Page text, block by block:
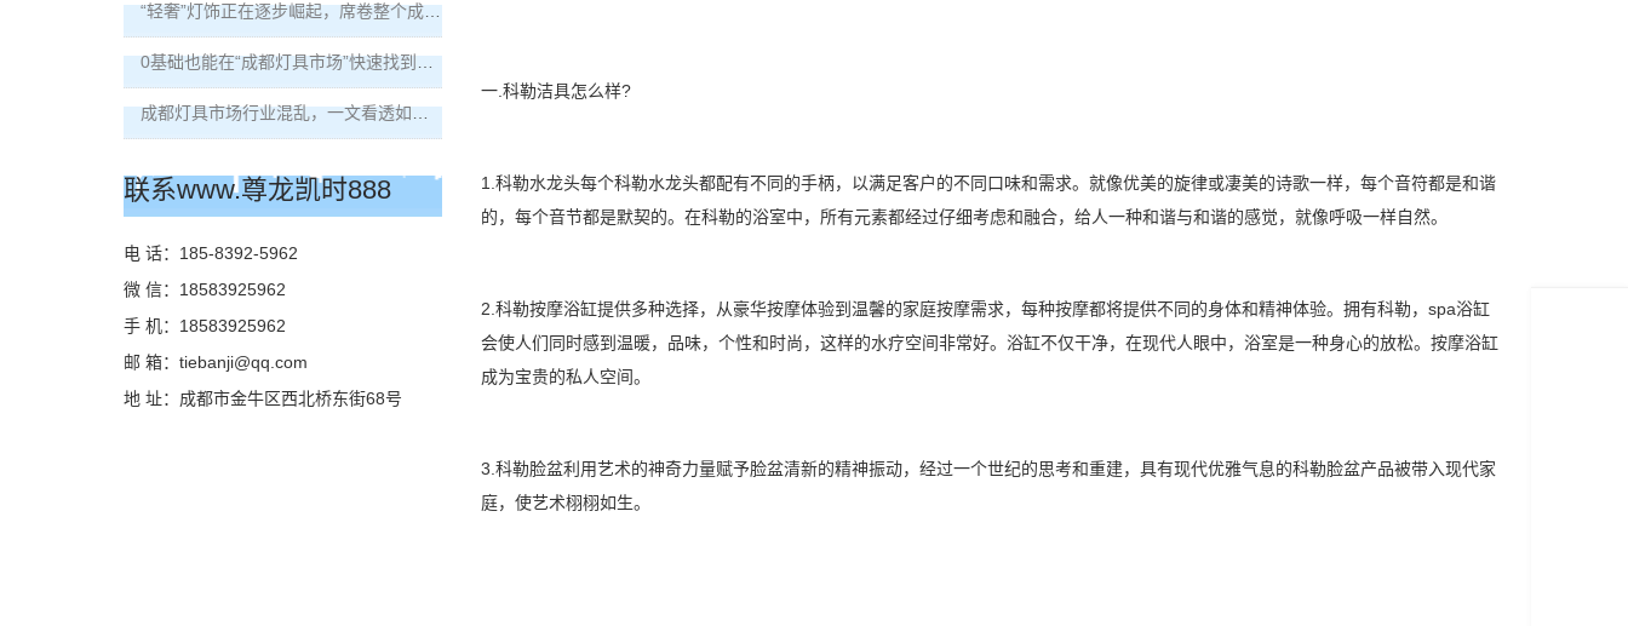
一.科勒洁具怎么样?
1.科勒水龙头每个科勒水龙头都配有不同的手柄，以满足客户的不同口味和需求。就像优美的旋律或凄美的诗歌一样，每个音符都是和谐
的，每个音节都是默契的。在科勒的浴室中，所有元素都经过仔细考虑和融合，给人一种和谐与和谐的感觉，就像呼吸一样自然。
2.科勒按摩浴缸提供多种选择，从豪华按摩体验到温馨的家庭按摩需求，每种按摩都将提供不同的身体和精神体验。拥有科勒，spa浴缸
会使人们同时感到温暖，品味，个性和时尚，这样的水疗空间非常好。浴缸不仅干净，在现代人眼中，浴室是一种身心的放松。按摩浴缸
成为宝贵的私人空间。
3.科勒脸盆利用艺术的神奇力量赋予脸盆清新的精神振动，经过一个世纪的思考和重建，具有现代优雅气息的科勒脸盆产品被带入现代家
庭，使艺术栩栩如生。
“轻奢”灯饰正在逐步崛起，席卷整个成都灯具市场！
0基础也能在“成都灯具市场”快速找到好灯饰！
成都灯具市场行业混乱，一文看透如何买到品质灯具？
联系www.尊龙凯时888
电 话：185-8392-5962
微 信：18583925962
手 机：18583925962
邮 箱： tiebanji@qq.com
地 址：成都市金牛区西北桥东街68号